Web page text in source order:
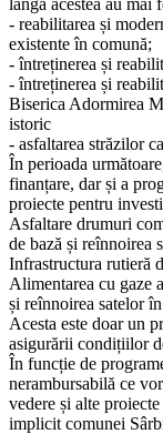
- reabilitarea și
existente în comună;
- întreținerea și
- întreținerea și
Biserica Adormirea
istoric
- asfaltarea străzilor
În perioada
finanțare, dar și a
proiecte pentru
Asfaltare drumuri
de bază și reînnoirea
Infrastructura rutieră
Alimentarea cu gaze
și reînnoirea satelor
Acesta este doar un
asigurării condițiilor
În funcție de
nerambursabilă ce
vedere și alte
implicit comunei